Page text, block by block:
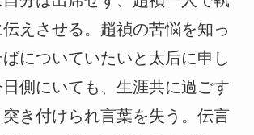
えさせる。趙禎の苦悩を知っ
についていたいと太后に申し
側にいても、生涯共に過ごす
き付けられ言葉を失う。伝言